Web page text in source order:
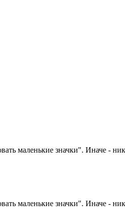
маленькие значки". Иначе -
маленькие значки". Иначе -